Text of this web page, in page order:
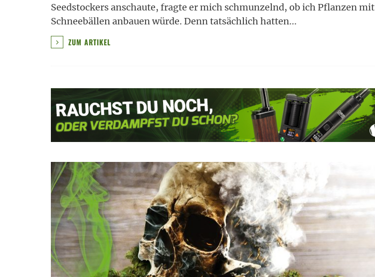
Seedstockers anschaute, fragte er mich schmunzelnd, ob ich Pflanzen mit
Schneebällen anbauen würde. Denn tatsächlich hatten...
ZUM ARTIKEL